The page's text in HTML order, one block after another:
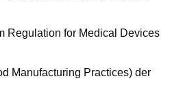
Regulation for Medical Devices
Manufacturing Practices) der